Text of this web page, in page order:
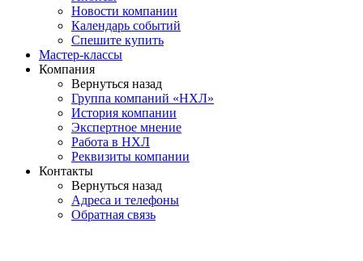
Новости компании
Календарь событий
Спешите купить
Мастер-классы
Компания
Вернуться назад
Группа компаний «НХЛ»
История компании
Экспертное мнение
Работа в НХЛ
Реквизиты компании
Контакты
Вернуться назад
Адреса и телефоны
Обратная связь